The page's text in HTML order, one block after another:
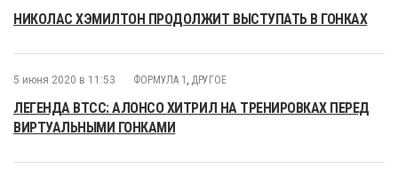
НИКОЛАС ХЭМИЛТОН ПРОДОЛЖИТ ВЫСТУПАТЬ В ГОНКАХ
5 июня 2020 в 11:53 ФОРМУЛА 1 , ДРУГОЕ
ЛЕГЕНДА BTCC: АЛОНСО ХИТРИЛ НА ТРЕНИРОВКАХ ПЕРЕД
ВИРТУАЛЬНЫМИ ГОНКАМИ